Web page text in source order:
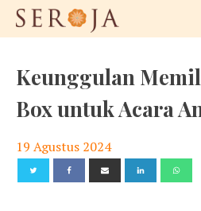
Keunggulan
Box untuk Acara
19 Agustus 2024